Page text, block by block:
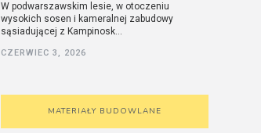
W podwarszawskim lesie, w otoczeniu
wysokich sosen i kameralnej zabudowy
sąsiadującej z Kampinosk...
CZERWIEC 3, 2026
MATERIAŁY BUDOWLANE